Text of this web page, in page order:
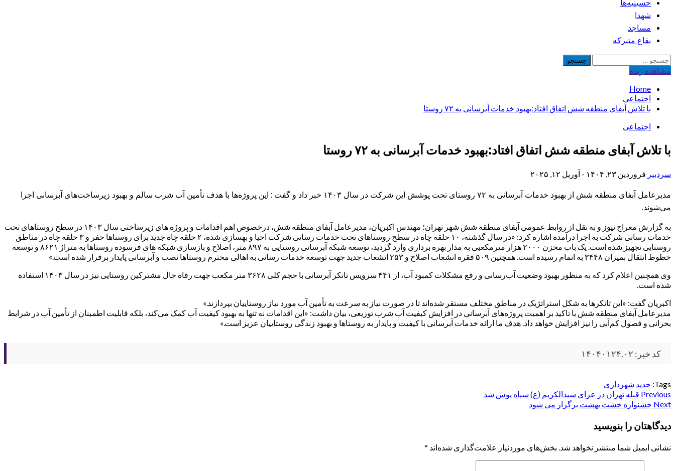
حسینیه‌ها
شهدا
مساجد
بقاع متبرکه
جستجو
برای:
مشاهده‌ زنده
Home
اجتماعی
با تلاش آبفای منطقه شش اتفاق افتاد:بهبود خدمات آبرسانی به ۷۲ روستا
اجتماعی
با تلاش آبفای منطقه شش اتفاق افتاد:بهبود خدمات آبرسانی به ۷۲ روستا
سردبیر فروردین ۲۳, ۱۴۰۴ - آوریل ۱۲, ۲۰۲۵
مدیرعامل آبفای منطقه شش از بهبود خدمات آبرسانی به ۷۲ روستای تحت پوشش این شرکت در سال ۱۴۰۳ خبر داد و گفت : این پروژه‌ها با هدف تأمین آب شرب سالم و بهبود زیرساخت‌های آبرسانی اجرا
می‌شوند.
به گزارش معراج نیوز و به نقل از روابط عمومی آبفای منطقه شش شهر تهران؛ مهندس اکبریان، مدیرعامل آبفای منطقه شش، درخصوص اهم اقدامات و پروژه های زیرساختی سال ۱۴۰۳ در سطح روستاهای تحت
خدمات رسانی شرکت به اجرا درآمده اشاره کرد: «در سال گذشته، ۱۰ حلقه چاه در سطح روستاهای تحت خدمات رسانی شرکت احیا و بهسازی شده، ۲ حلقه چاه جدید برای روستاها حفر و ۳ حلقه چاه در مناطق
روستایی تجهیز شده است. یک باب مخزن ۲۰۰۰ هزار مترمکعبی به مدار بهره برداری وارد گردید، توسعه شبکه آبرسانی روستایی به ۸۹۷ متر، اصلاح و بازسازی شبکه های فرسوده روستاها به متراژ ۸۶۲۱ و توسعه
خطوط انتقال بمیزان ۳۴۴۸ به اتمام رسیده است. همچنین ۵۰۹ ققره انشعاب اصلاح و ۲۵۳ انشعاب جدید جهت توسعه خدمات رسانی به اهالی محترم روستاها نصب و آبرسانی پایدار برقرار شده است.»
وی همچنین اعلام کرد که به منظور بهبود وضعیت آب‌رسانی و رفع مشکلات کمبود آب، از ۴۴۱ سرویس تانکر آبرسانی با حجم کلی ۳۶۲۸ متر مکعب جهت رفاه حال مشترکین روستایی نیز در سال ۱۴۰۳ استفاده
شده است.
اکبریان گفت: «این تانکرها به شکل استراتژیک در مناطق مختلف مستقر شده‌اند تا در صورت نیاز به سرعت به تأمین آب مورد نیاز روستاییان بپردازند.»
مدیرعامل آبفای منطقه شش با تاکید بر اهمیت پروژه‌های آبرسانی در افزایش کیفیت آب شرب توزیعی، بیان داشت: «این اقدامات نه تنها به بهبود کیفیت آب کمک می‌کند، بلکه قابلیت اطمینان از تأمین آب در شرایط
بحرانی و فصول کم‌آبی را نیز افزایش خواهد داد. هدف ما ارائه خدمات آبرسانی با کیفیت و پایدار به روستاها و بهبود زندگی روستاییان عزیز است.»
کد خبر: ۱۴۰۴۰۱۲۴.۰۲
Tags: جدید شهرداری
Post
navigation
Previous قبله تهران در عزای سیدالکریم (ع) سیاه پوش شد
Next جشنواره خشت بهشت برگزار می شود
دیدگاهتان را بنویسید
نشانی ایمیل شما منتشر نخواهد شد. بخش‌های موردنیاز علامت‌گذاری شده‌اند *